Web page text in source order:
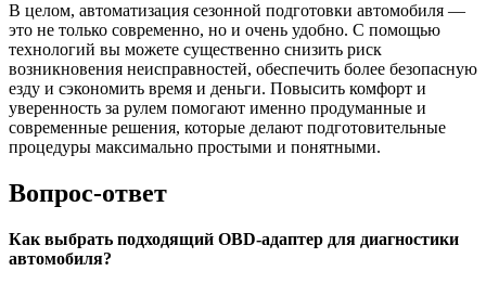
В целом, автоматизация сезонной подготовки автомобиля —
это не только современно, но и очень удобно. С помощью
технологий вы можете существенно снизить риск
возникновения неисправностей, обеспечить более безопасную
езду и сэкономить время и деньги. Повысить комфорт и
уверенность за рулем помогают именно продуманные и
современные решения, которые делают подготовительные
процедуры максимально простыми и понятными.
Вопрос-ответ
Как выбрать подходящий OBD-адаптер для диагностики
автомобиля?